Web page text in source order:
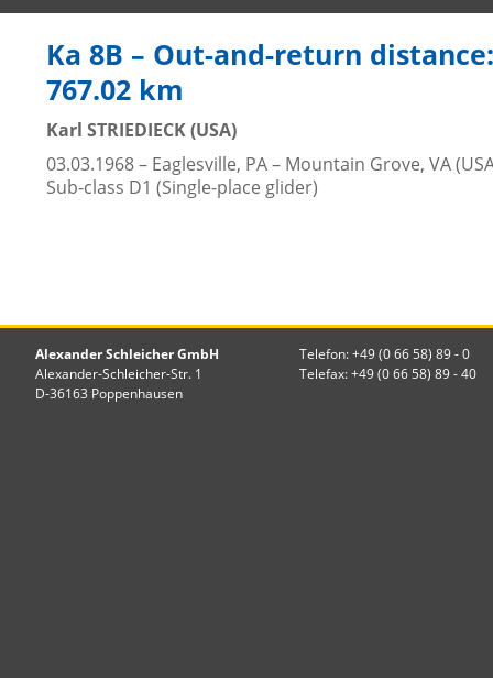
Ka 8B – Out-and-return distance:
767.02 km
Karl STRIEDIECK (USA)
03.03.1968 – Eaglesville, PA – Mountain Grove, VA
Sub-class D1 (Single-place glider)
Alexander Schleicher GmbH
Alexander-Schleicher-Str. 1
D-36163 Poppenhausen
Telefon: +49 (0 66 58) 89 - 0
Telefax: +49 (0 66 58) 89 - 40